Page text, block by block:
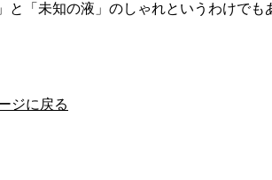
と「未知の液」のしゃれというわけでも
ジに戻る